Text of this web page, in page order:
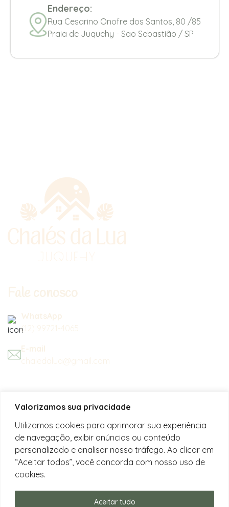
Valorizamos sua privacidade
Utilizamos cookies para aprimorar sua experiência
de navegação, exibir anúncios ou conteúdo
personalizado e analisar nosso tráfego. Ao clicar em
“Aceitar todos”, você concorda com nosso uso de
cookies.
Aceitar tudo
Endereço:
Rua Cesarino Onofre dos Santos, 80 /85
Praia de Juquehy - Sao Sebastião / SP
Fale conosco
WhatsApp
(12) 99721-4065
E-mail
chaledalua@gmail.com
Seu refúgio em meio à natureza
na bela praia de Juquehy.
Instagram
@chalesdaluajuquehy
Facebook
Chalés da Lua Juquehy